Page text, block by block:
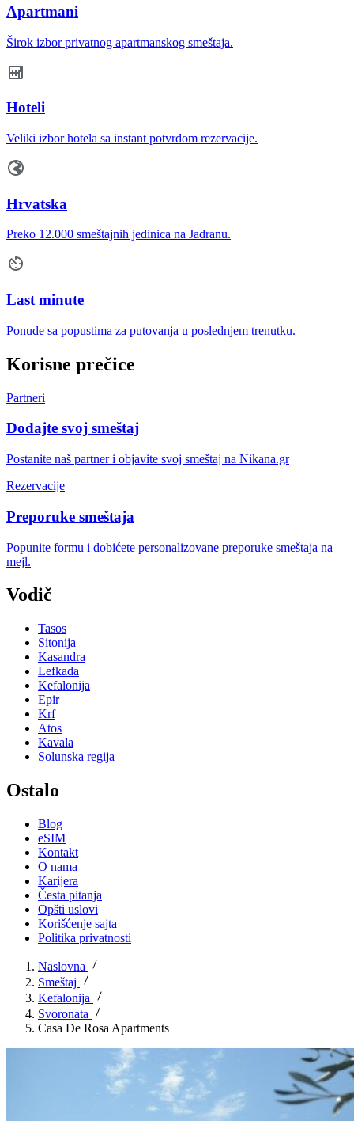
Apartmani
Širok izbor privatnog apartmanskog smeštaja.
Hoteli
Veliki izbor hotela sa instant potvrdom rezervacije.
Hrvatska
Preko 12.000 smeštajnih jedinica na Jadranu.
Last minute
Ponude sa popustima za putovanja u poslednjem trenutku.
Korisne prečice
Partneri
Dodajte svoj smeštaj
Postanite naš partner i objavite svoj smeštaj na Nikana.gr
Rezervacije
Preporuke smeštaja
Popunite formu i dobićete personalizovane preporuke smeštaja na
mejl.
Vodič
Tasos
Sitonija
Kasandra
Lefkada
Kefalonija
Epir
Krf
Atos
Kavala
Solunska regija
Ostalo
Blog
eSIM
Kontakt
O nama
Karijera
Česta pitanja
Opšti uslovi
Korišćenje sajta
Politika privatnosti
Naslovna
Smeštaj
Kefalonija
Svoronata
Casa De Rosa Apartments